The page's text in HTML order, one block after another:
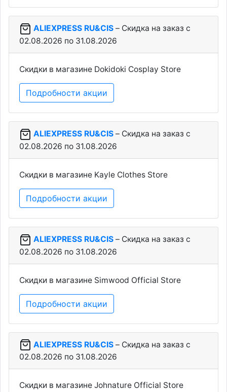
ALIEXPRESS RU&CIS – Скидка на заказ c
02.08.2026 по 31.08.2026
Скидки в магазине Dokidoki Cosplay Store
Подробности акции
ALIEXPRESS RU&CIS – Скидка на заказ c
02.08.2026 по 31.08.2026
Скидки в магазине Kayle Clothes Store
Подробности акции
ALIEXPRESS RU&CIS – Скидка на заказ c
02.08.2026 по 31.08.2026
Скидки в магазине Simwood Official Store
Подробности акции
ALIEXPRESS RU&CIS – Скидка на заказ c
02.08.2026 по 31.08.2026
Скидки в магазине Johnature Official Store